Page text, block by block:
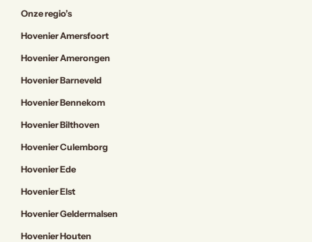
Onze regio’s
Hovenier Amersfoort
Hovenier Amerongen
Hovenier Barneveld
Hovenier Bennekom
Hovenier Bilthoven
Hovenier Culemborg
Hovenier Ede
Hovenier Elst
Hovenier Geldermalsen
Hovenier Houten